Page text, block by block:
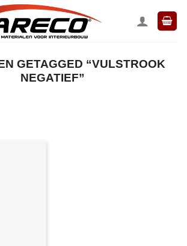
GETAGGED “VULSTROOK
NEGATIEF”